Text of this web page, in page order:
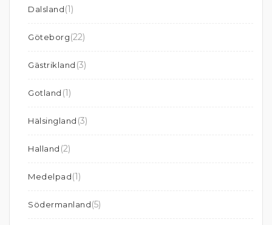
Dalsland(1)
Göteborg(22)
Gästrikland (3)
Gotland (1)
Hälsingland (3)
Halland (2)
Medelpad(1)
Södermanland(5)